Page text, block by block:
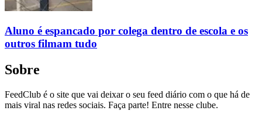
Aluno é espancado por colega dentro de escola e os
outros filmam tudo
Sobre
FeedClub é o site que vai deixar o seu feed diário com o que há de
mais viral nas redes sociais. Faça parte! Entre nesse clube.